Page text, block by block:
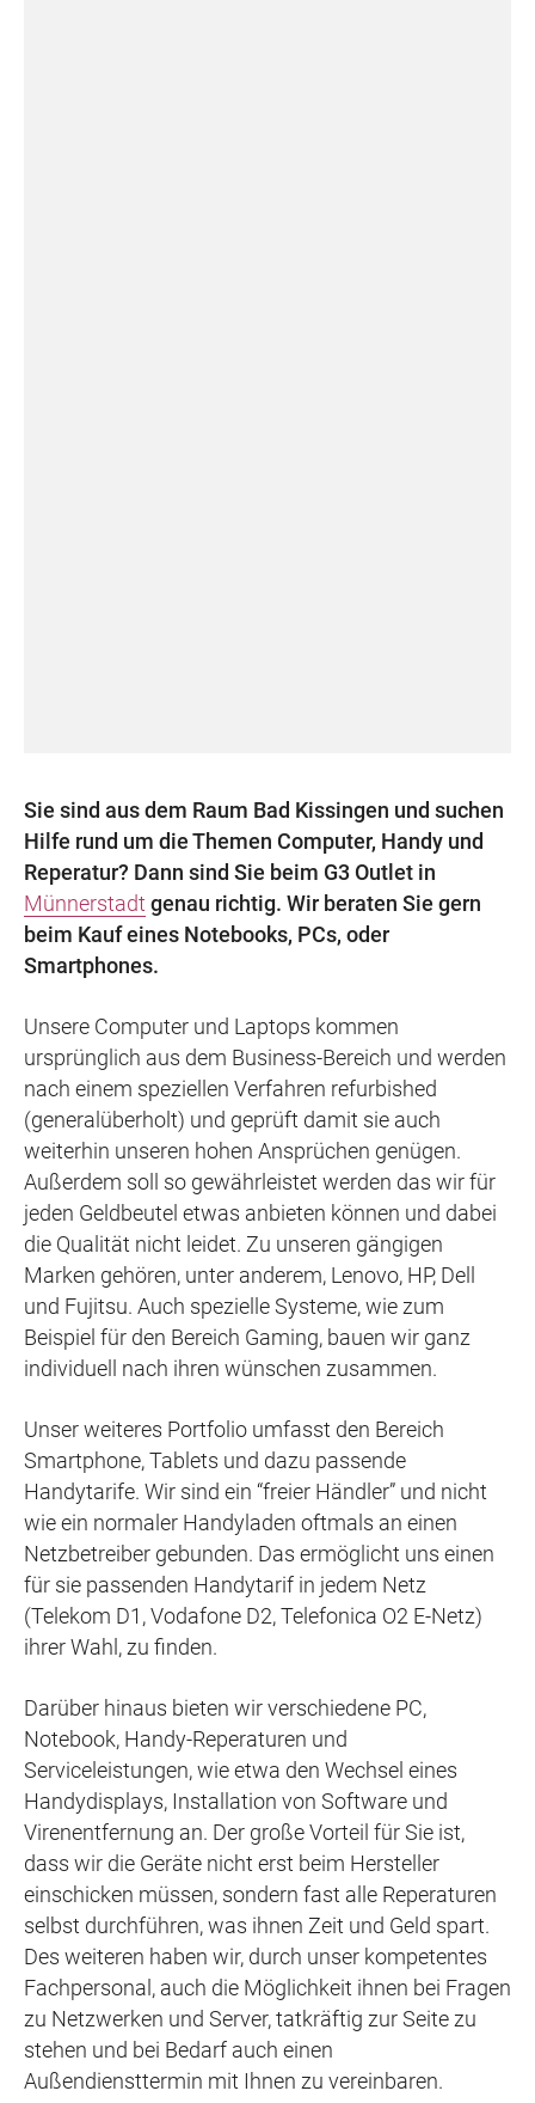
Sie sind aus dem Raum Bad Kissingen und suchen
Hilfe rund um die Themen Computer, Handy und
Reperatur? Dann sind Sie beim G3 Outlet in
Münnerstadt genau richtig. Wir beraten Sie gern
beim Kauf eines Notebooks, PCs, oder
Smartphones.
Unsere Computer und Laptops kommen
ursprünglich aus dem Business-Bereich und werden
nach einem speziellen Verfahren refurbished
(generalüberholt) und geprüft damit sie auch
weiterhin unseren hohen Ansprüchen genügen.
Außerdem soll so gewährleistet werden das wir für
jeden Geldbeutel etwas anbieten können und dabei
die Qualität nicht leidet. Zu unseren gängigen
Marken gehören, unter anderem, Lenovo, HP, Dell
und Fujitsu. Auch spezielle Systeme, wie zum
Beispiel für den Bereich Gaming, bauen wir ganz
individuell nach ihren wünschen zusammen.
Unser weiteres Portfolio umfasst den Bereich
Smartphone, Tablets und dazu passende
Handytarife. Wir sind ein “freier Händler” und nicht
wie ein normaler Handyladen oftmals an einen
Netzbetreiber gebunden. Das ermöglicht uns einen
für sie passenden Handytarif in jedem Netz
(Telekom D1, Vodafone D2, Telefonica O2 E-Netz)
ihrer Wahl, zu finden.
Darüber hinaus bieten wir verschiedene PC,
Notebook, Handy-Reperaturen und
Serviceleistungen, wie etwa den Wechsel eines
Handydisplays, Installation von Software und
Virenentfernung an. Der große Vorteil für Sie ist,
dass wir die Geräte nicht erst beim Hersteller
einschicken müssen, sondern fast alle Reperaturen
selbst durchführen, was ihnen Zeit und Geld spart.
Des weiteren haben wir, durch unser kompetentes
Fachpersonal, auch die Möglichkeit ihnen bei Fragen
zu Netzwerken und Server, tatkräftig zur Seite zu
stehen und bei Bedarf auch einen
Außendiensttermin mit Ihnen zu vereinbaren.